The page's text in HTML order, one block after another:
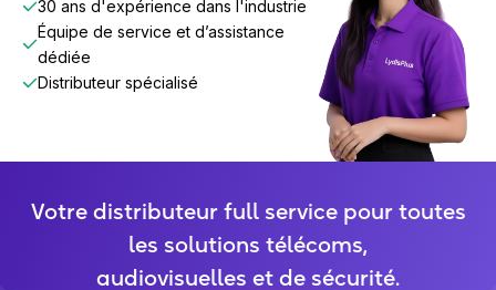
30 ans d'expérience dans l'industrie
Équipe de service et d’assistance
dédiée
Distributeur spécialisé
Votre distributeur full service pour toutes
les solutions télécoms,
audiovisuelles et de sécurité.